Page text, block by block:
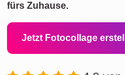
fürs Zuhause.
Jetzt Fotocollage